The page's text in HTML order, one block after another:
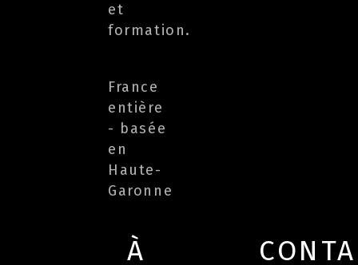
et
formation.
France
entière
- basée
en
Haute-
Garonne
À